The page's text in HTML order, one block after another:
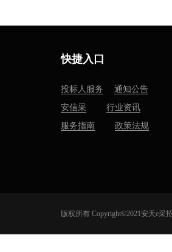
快捷入口
投标人服务
通知公告
安信采
行业资讯
服务指南
政策法规
版权所有 Copyright©2021安天e